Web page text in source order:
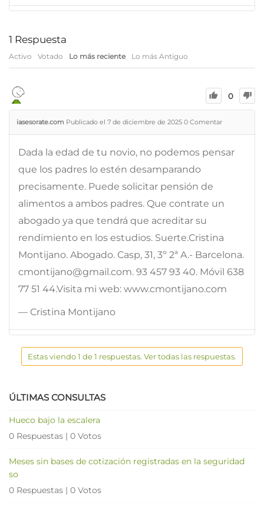
1 Respuesta
Activo Votado Lo más reciente Lo más Antiguo
0
iasesorate.com Publicado el 7 de diciembre de 2025 0 Comentar
Dada la edad de tu novio, no podemos pensar
que los padres lo estén desamparando
precisamente. Puede solicitar pensión de
alimentos a ambos padres. Que contrate un
abogado ya que tendrá que acreditar su
rendimiento en los estudios. Suerte.Cristina
Montijano. Abogado. Casp, 31, 3º 2ª A.- Barcelona.
cmontijano@gmail.com. 93 457 93 40. Móvil 638
77 51 44.Visita mi web: www.cmontijano.com
— Cristina Montijano
Estas viendo 1 de 1 respuestas. Ver todas las respuestas.
ÚLTIMAS CONSULTAS
Hueco bajo la escalera
0 Respuestas | 0 Votos
Meses sin bases de cotización registradas en la seguridad
so
0 Respuestas | 0 Votos